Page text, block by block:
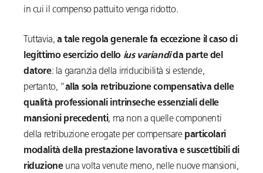
in cui il compenso pattuito venga ridotto.
Tuttavia, a tale regola generale fa eccezione il caso di
legittimo esercizio dello ius variandida parte del
datore: la garanzia della irriducibilità si estende,
pertanto, “alla sola retribuzione compensativa delle
qualità professionali intrinseche essenziali delle
mansioni precedenti, ma non a quelle componenti
della retribuzione erogate per compensare particolari
modalità della prestazione lavorativa e suscettibili di
riduzioneuna volta venute meno, nelle nuove mansioni,